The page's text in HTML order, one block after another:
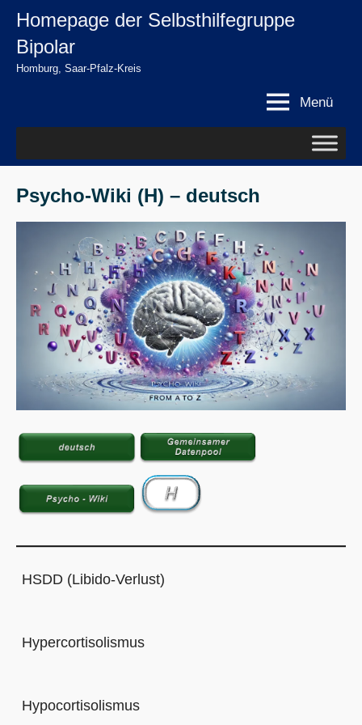
springen
Zum
springen
Homepage der Selbsthilfegruppe
Bipolar
Homburg, Saar-Pfalz-Kreis
Menü
Psycho-Wiki (H) – deutsch
HSDD (Libido-Verlust)
Hypercortisolismus
Hypocortisolismus